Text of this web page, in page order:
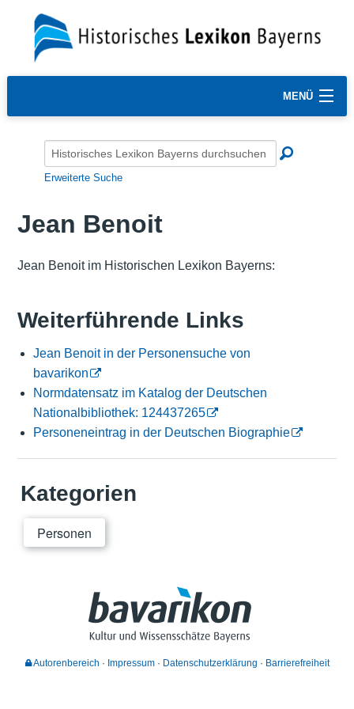
MENÜ
Erweiterte Suche
Jean Benoit
Jean Benoit im Historischen Lexikon Bayerns:
Weiterführende Links
Jean Benoit in der Personensuche von
bavarikon
Normdatensatz im Katalog der Deutschen
Nationalbibliothek: 124437265
Personeneintrag in der Deutschen Biographie
Kategorien
Personen
Autorenbereich Impressum Datenschutzerklärung Barrierefreiheit